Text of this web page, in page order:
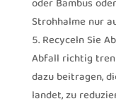
oder Bambus
Strohhalme nur
Recyceln Sie
Abfall richtig
dazu beitragen,
landet, zu